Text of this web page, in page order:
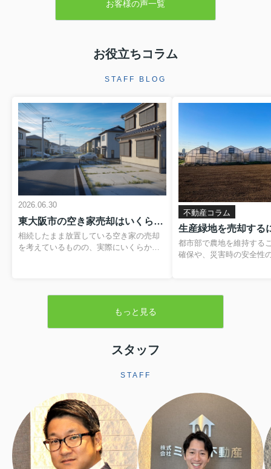
お客様の声一覧
お役立ちコラム
STAFF BLOG
2026.06.30
東大阪市の空き家売却はいくらかかる？費用や税金の内訳と負担を抑える方法
相続したまま放置している空き家の売却
を考えているものの、実際にいくらかか
重なると、最終的に手元に残る金額のイ
譲渡所得税や住民税といった税金、空き
家の譲渡所得の3,000万円特別控除といっ
ておくことが大切です。この記事では、
やすい費用や税金の基本から、解体費補
法まで、順を追って分かりやすく解説し
ます。読み進めていただくことで、おお
よその手取り額の考...
不動産コラム
都市部で農地を維持する
確保や、災害時の安全性
ことで、農業以外の用途
されますが、その一方で
地並みの評価となり、税
ます。また、相続税に...
もっと見る
スタッフ
STAFF